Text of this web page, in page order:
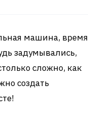
машина, время
задумывались,
сложно, как
создать